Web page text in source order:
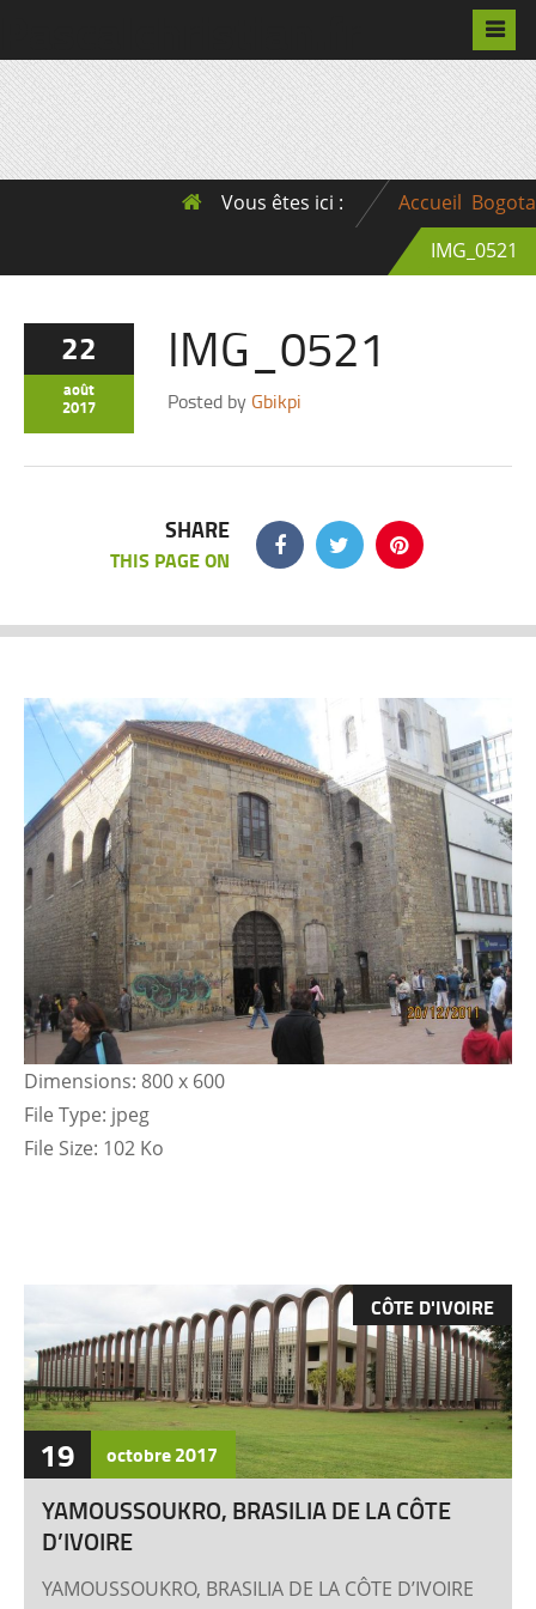
Vous êtes ici : Accueil Bogota
IMG_0521
22
août
2017
IMG_0521
Posted by Gbikpi
SHARE
THIS PAGE ON
Dimensions: 800 x 600
File Type: jpeg
File Size: 102 Ko
CÔTE D'IVOIRE
19 octobre2017
YAMOUSSOUKRO, BRASILIA DE LA CÔTE
D’IVOIRE
YAMOUSSOUKRO, BRASILIA DE LA CÔTE D’IVOIRE